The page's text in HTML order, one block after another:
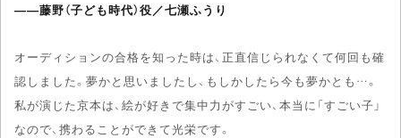
――藤野（子ども時代）役／七瀬ふうり
オーディションの合格を知った時は、正直信じられなくて何回も確
認しました。夢かと思いましたし、もしかしたら今も夢かとも…。
私が演じた京本は、絵が好きで集中力がすごい、本当に「すごい子」
なので、携わることができて光栄です。